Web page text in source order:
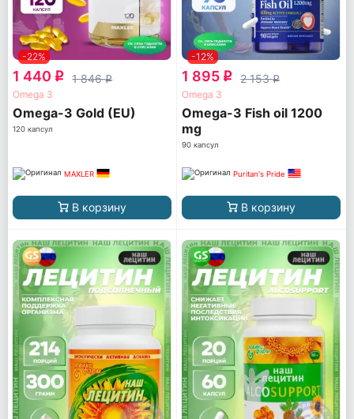
-22%
1 440 q 1 846q
Omega 3
Omega-3 Gold (EU)
120 капсул
MAXLER
В корзину
-12%
1 895 q 2 153q
Omega 3
Omega-3 Fish oil 1200
mg
90 капсул
Puritan's Pride
В корзину